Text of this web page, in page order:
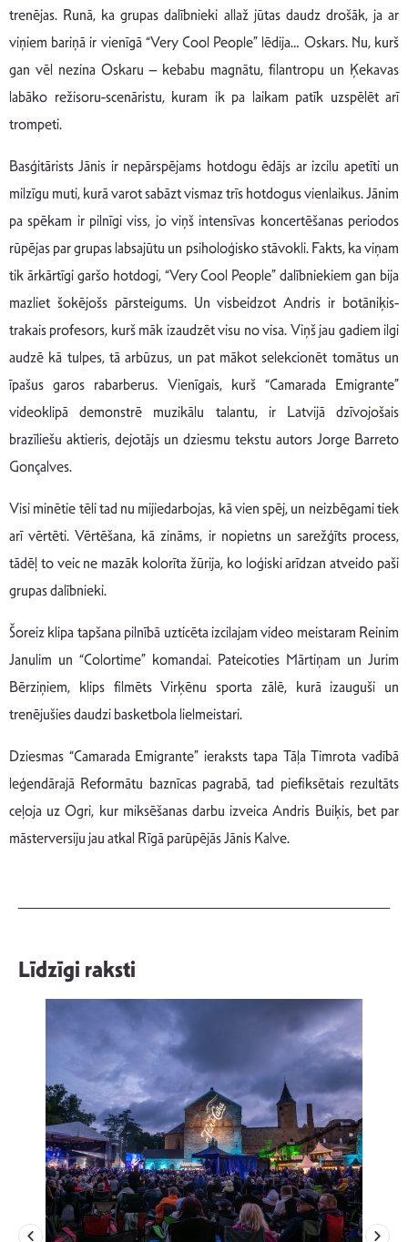
trenējas. Runā, ka grupas dalībnieki allaž jūtas daudz drošāk, ja ar
viņiem bariņā ir vienīgā “Very Cool People” lēdija… Oskars. Nu, kurš
gan vēl nezina Oskaru – kebabu magnātu, filantropu un Ķekavas
labāko režisoru-scenāristu, kuram ik pa laikam patīk uzspēlēt arī
trompeti.
Basģitārists Jānis ir nepārspējams hotdogu ēdājs ar izcilu apetīti un
milzīgu muti, kurā varot sabāzt vismaz trīs hotdogus vienlaikus. Jānim
pa spēkam ir pilnīgi viss, jo viņš intensīvas koncertēšanas periodos
rūpējas par grupas labsajūtu un psiholoģisko stāvokli. Fakts, ka viņam
tik ārkārtīgi garšo hotdogi, “Very Cool People” dalībniekiem gan bija
mazliet šokējošs pārsteigums. Un visbeidzot Andris ir botāniķis-
trakais profesors, kurš māk izaudzēt visu no visa. Viņš jau gadiem ilgi
audzē kā tulpes, tā arbūzus, un pat mākot selekcionēt tomātus un
īpašus garos rabarberus. Vienīgais, kurš “Camarada Emigrante”
videoklipā demonstrē muzikālu talantu, ir Latvijā dzīvojošais
brazīliešu aktieris, dejotājs un dziesmu tekstu autors Jorge Barreto
Gonçalves.
Visi minētie tēli tad nu mijiedarbojas, kā vien spēj, un neizbēgami tiek
arī vērtēti. Vērtēšana, kā zināms, ir nopietns un sarežģīts process,
tādēļ to veic ne mazāk kolorīta žūrija, ko loģiski arīdzan atveido paši
grupas dalībnieki.
Šoreiz klipa tapšana pilnībā uzticēta izcilajam video meistaram Reinim
Janulim un “Colortime” komandai. Pateicoties Mārtiņam un Jurim
Bērziņiem, klips filmēts Virķēnu sporta zālē, kurā izauguši un
trenējušies daudzi basketbola lielmeistari.
Dziesmas “Camarada Emigrante” ieraksts tapa Tāļa Timrota vadībā
leģendārajā Reformātu baznīcas pagrabā, tad piefiksētais rezultāts
ceļoja uz Ogri, kur miksēšanas darbu izveica Andris Buiķis, bet par
māsterversiju jau atkal Rīgā parūpējās Jānis Kalve.
Līdzīgi raksti